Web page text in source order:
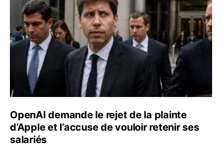
OpenAI demande le rejet de la plainte
d’Apple et l’accuse de vouloir retenir ses
salariés